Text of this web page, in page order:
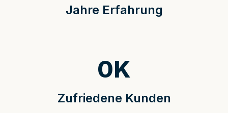
Jahre Erfahrung
Zufriedene Kunden
0K